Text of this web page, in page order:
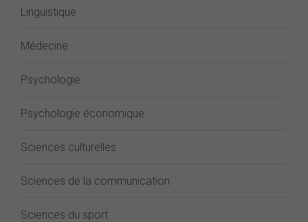
Linguistique
Médecine
Psychologie
Psychologie économique
Sciences culturelles
Sciences de la communication
Sciences du sport